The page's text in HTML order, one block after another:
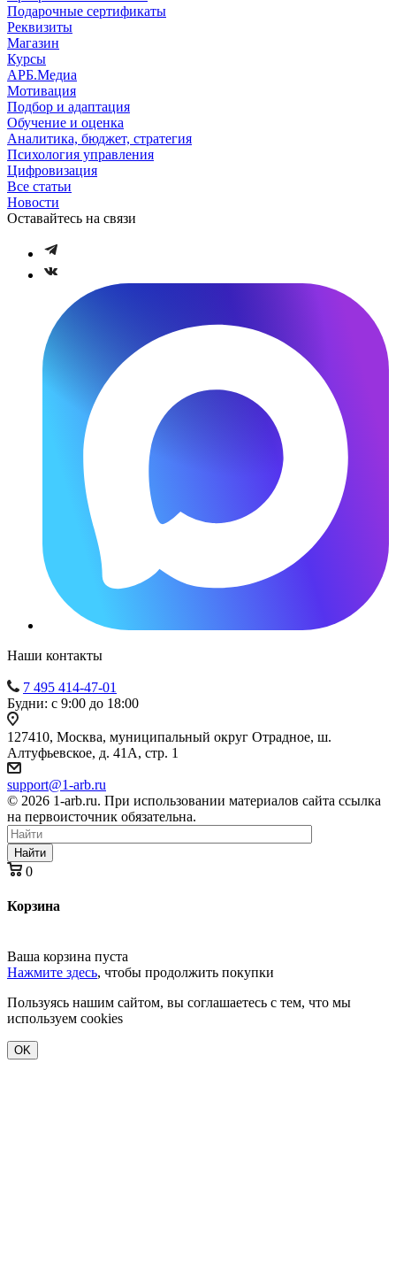
Подарочные сертификаты
Реквизиты
Магазин
Курсы
АРБ.Медиа
Мотивация
Подбор и адаптация
Обучение и оценка
Аналитика, бюджет, стратегия
Психология управления
Цифровизация
Все статьи
Новости
Оставайтесь на связи
Наши контакты
7 495 414-47-01
Будни: с 9:00 до 18:00
127410, Москва, муниципальный округ Отрадное, ш.
Алтуфьевское, д. 41А, стр. 1
support@1-arb.ru
© 2026 1-arb.ru. При использовании материалов сайта ссылка
на первоисточник обязательна.
Найти
0
Корзина
Ваша корзина пуста
Нажмите здесь, чтобы продолжить покупки
Пользуясь нашим сайтом, вы соглашаетесь с тем, что мы
используем cookies
OK